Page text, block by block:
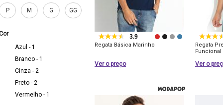
P M G GG
Azul - 1
Branco - 1
Cinza - 2
Preto - 2
Vermelho - 1
3.9
Regata Básica Marinho
Ver o preço
Regata
Funcional
Ver o